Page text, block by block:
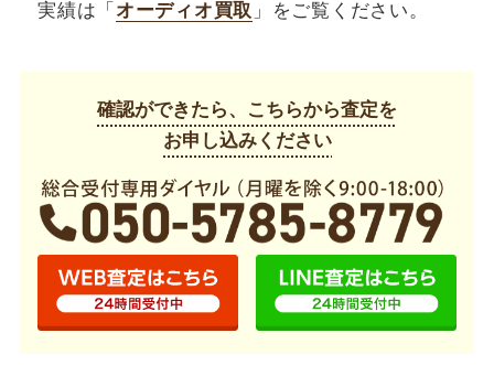
実績は「 オーディオ買取 」をご覧ください。
確認ができたら、こちらから査定を
お申し込みください